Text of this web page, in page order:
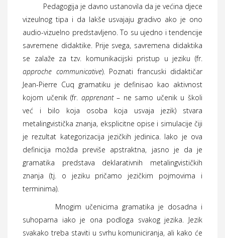
Pedagogija je davno ustanovila da je većina djece
vizeulnog tipa i da lakše usvajaju gradivo ako je ono
audio-vizuelno predstavljeno. To su ujedno i tendencije
savremene didaktike. Prije svega, savremena didaktika
se zalaže za tzv. komunikacijski pristup u jeziku (fr.
approche communicative). Poznati francuski didaktičar
Jean-Pierre Cuq gramatiku je definisao kao aktivnost
kojom učenik (fr. apprenant– ne samo učenik u školi
već i bilo koja osoba koja usvaja jezik) stvara
metalingvistička znanja, eksplicitne opise i simulacije čiji
je rezultat kategorizacija jezičkih jedinica. Iako je ova
definicija možda previše apstraktna, jasno je da je
gramatika predstava deklarativnih metalingvističkih
znanja (tj. o jeziku pričamo jezičkim pojmovima i
terminima).
Mnogim učenicima gramatika je dosadna i
suhoparna iako je ona podloga svakog jezika. Jezik
svakako treba staviti u svrhu komuniciranja, ali kako će